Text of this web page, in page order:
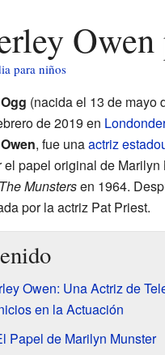
para niños
(nacida el 13 de mayo
de 2019 en
, fue unaactriz
el papel original de
The Munstersen 1964.
por la actriz Pat Priest.
Owen: Una Actriz de
en la Actuación
Papel de Marilyn Munster